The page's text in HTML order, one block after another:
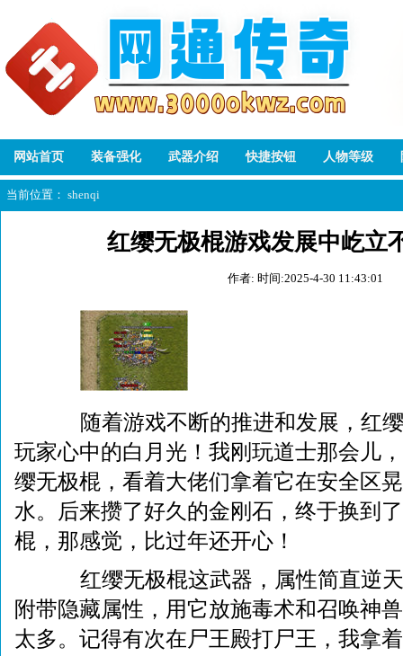
网站首页 装备强化 武器介绍 快捷按钮 人物等级
当前位置： shenqi
红缨无极棍游戏发展中屹立
作者: 时间:2025-4-30 11:43:01
随着游戏不断的推进和发展，红缨
玩家心中的白月光！我刚玩道士那会儿
缨无极棍，看着大佬们拿着它在安全区
水。后来攒了好久的金刚石，终于换到
棍，那感觉，比过年还开心！
红缨无极棍这武器，属性简直逆天
附带隐藏属性，用它放施毒术和召唤神
太多。记得有次在尸王殿打尸王，我拿